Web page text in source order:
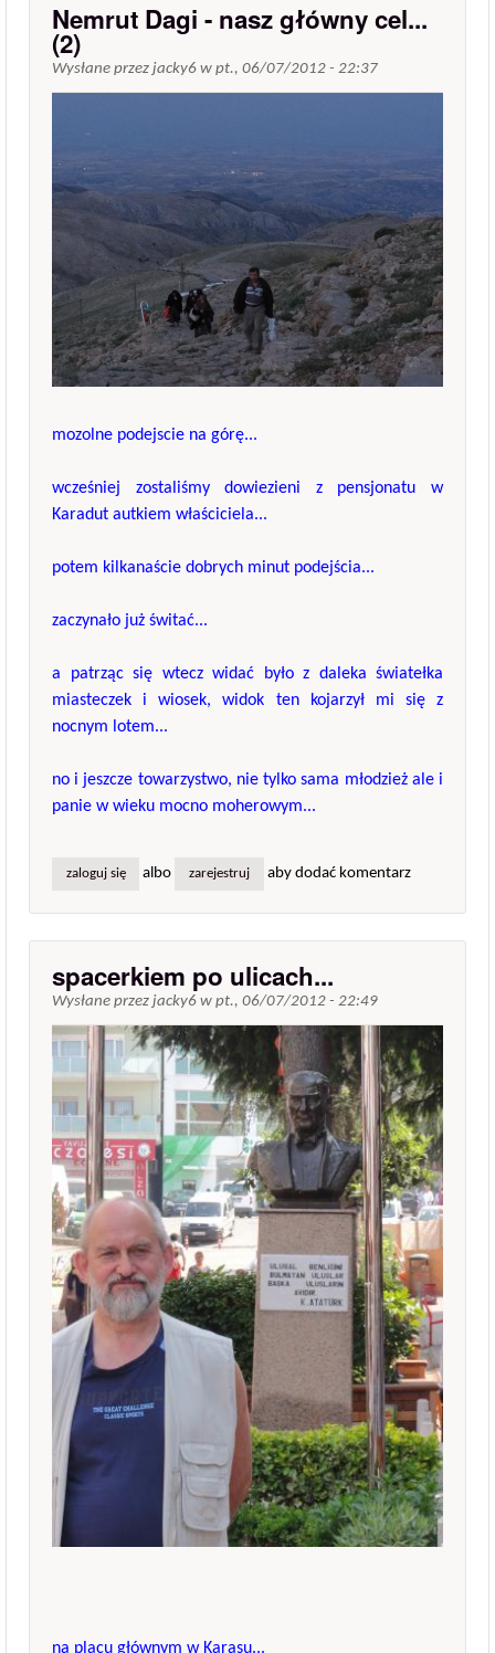
Nemrut Dagi - nasz główny cel...
(2)
Wysłane przez jacky6 w pt., 06/07/2012 - 22:37
mozolne podejscie na górę...
wcześniej zostaliśmy dowiezieni z pensjonatu w
Karadut autkiem właściciela...
potem kilkanaście dobrych minut podejścia...
zaczynało już świtać...
a patrząc się wtecz widać było z daleka światełka
miasteczek i wiosek, widok ten kojarzył mi się z
nocnym lotem...
no i jeszcze towarzystwo, nie tylko sama młodzież ale i
panie w wieku mocno moherowym...
zaloguj się albo zarejestruj aby dodać komentarz
spacerkiem po ulicach...
Wysłane przez jacky6 w pt., 06/07/2012 - 22:49
na placu głównym w Karasu...